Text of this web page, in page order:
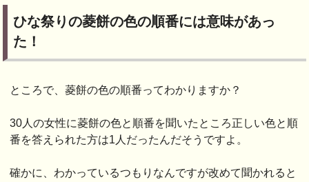
ひな祭りの菱餅の色の順番には意味があっ
た！
ところで、菱餅の色の順番ってわかりますか？
30人の女性に菱餅の色と順番を聞いたところ正しい色と順
番を答えられた方は1人だったんだそうですよ。
確かに、わかっているつもりなんですが改めて聞かれると